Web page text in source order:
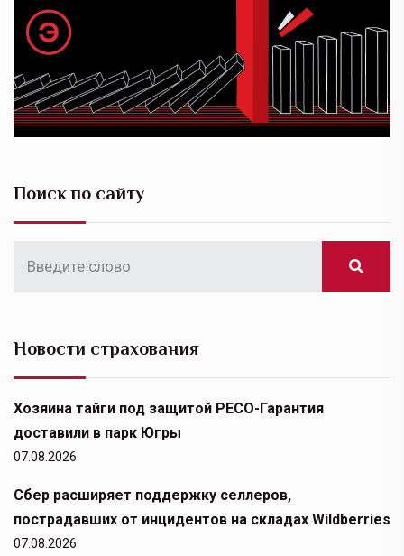
Поиск по сайту
Новости страхования
Хозяина тайги под защитой РЕСО-Гарантия
доставили в парк Югры
07.08.2026
Сбер расширяет поддержку селлеров,
пострадавших от инцидентов на складах Wildberries
07.08.2026